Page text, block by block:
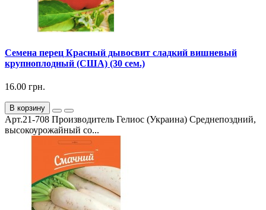
Семена перец Красный дывосвит сладкий вишневый
крупноплодный (США) (30 сем.)
16.00 грн.
В корзину
Арт.21-708 Производитель Гелиос (Украина) Среднепоздний,
высокоурожайный со...